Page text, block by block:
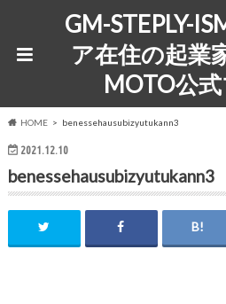
GM-STEPLY-
ア在住の起業
MOTO公
HOME benessehausubizyutukann3
2021.12.10
benessehausubizyutukann3